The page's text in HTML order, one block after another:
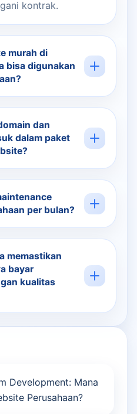
kontrak.
murah di
bisa digunakan
dan
dalam paket
per bulan?
memastikan
bayar
kualitas
Development: Mana
Perusahaan?